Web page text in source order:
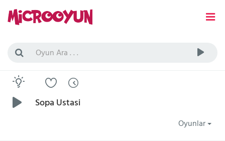
Sopa Ustasi
Oyunlar